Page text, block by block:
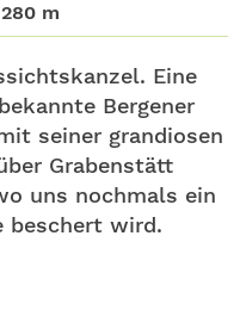
280 m
Eine
Bergener
seiner grandiosen
Grabenstätt
uns nochmals ein
beschert wird.